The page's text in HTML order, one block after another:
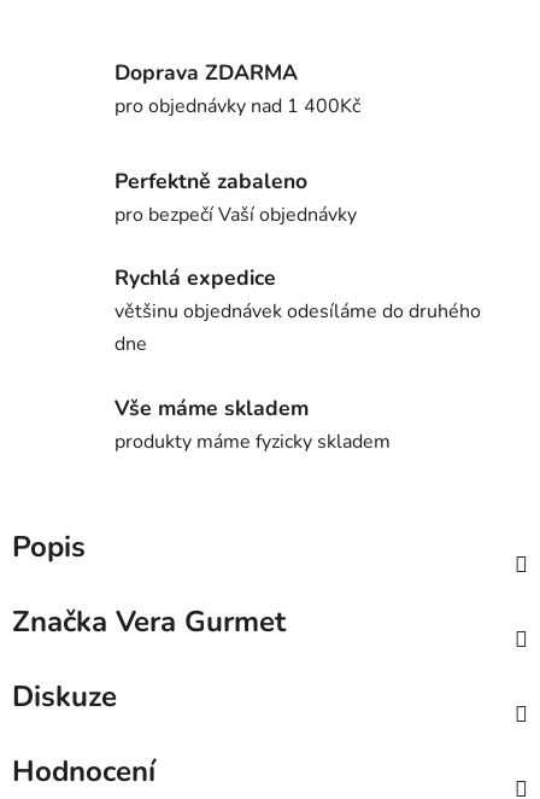
Doprava ZDARMA
pro objednávky nad 1 400Kč
Perfektně zabaleno
pro bezpečí Vaší objednávky
Rychlá expedice
většinu objednávek odesíláme do druhého
dne
Vše máme skladem
produkty máme fyzicky skladem
Popis
Značka Vera Gurmet
Diskuze
Hodnocení